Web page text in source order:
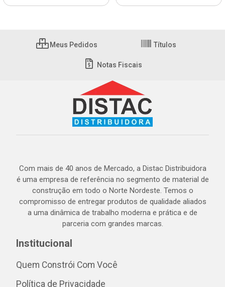
Meus Pedidos Títulos
Notas Fiscais
Com mais de 40 anos de Mercado, a Distac Distribuidora
é uma empresa de referência no segmento de material de
construção em todo o Norte Nordeste. Temos o
compromisso de entregar produtos de qualidade aliados
a uma dinâmica de trabalho moderna e prática e de
parceria com grandes marcas.
Institucional
Quem Constrói Com Você
Política de Privacidade